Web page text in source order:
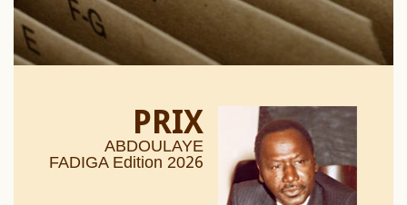
PRIX
ABDOULAYE
FADIGA Edition 2026